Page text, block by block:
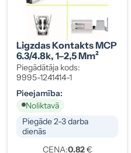
Ligzdas Kontakts MCP
6.3/4.8k, 1–2,5 Mm²
Piegādātāja kods:
9995-1241414-1
Pieejamība:
Noliktavā
Piegāde 2-3 darba
dienās
CENA:0.82€